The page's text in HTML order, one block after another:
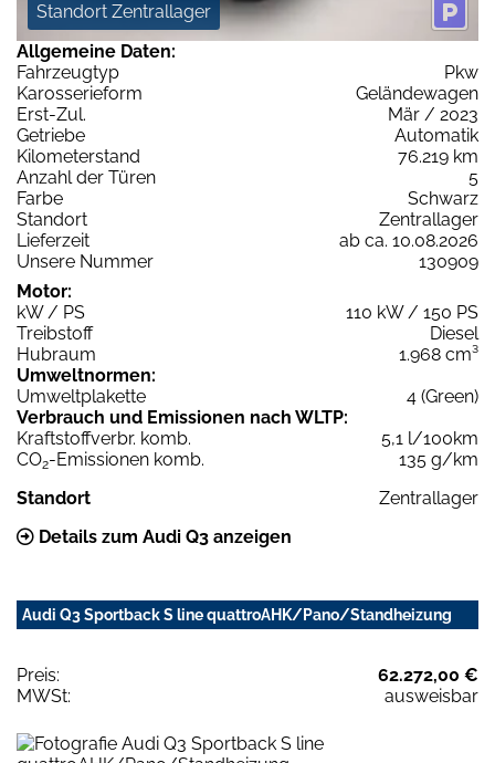
Standort Zentrallager
Allgemeine Daten:
Fahrzeugtyp
Pkw
Karosserieform
Geländewagen
Erst-Zul.
Mär / 2023
Getriebe
Automatik
Kilometerstand
76.219 km
Anzahl der Türen
5
Farbe
Schwarz
Standort
Zentrallager
Lieferzeit
ab ca. 10.08.2026
Unsere Nummer
130909
Motor:
kW / PS
110 kW / 150 PS
Treibstoff
Diesel
Hubraum
1.968 cm³
Umweltnormen:
Umweltplakette
4 (Green)
Verbrauch und Emissionen nach WLTP:
Kraftstoffverbr. komb.
5,1 l/100km
CO2-Emissionen komb.
135 g/km
Standort
Zentrallager
Details zum Audi Q3 anzeigen
Audi Q3 Sportback S line quattroAHK/Pano/Standheizung
Preis:
62.272,00 €
MWSt:
ausweisbar